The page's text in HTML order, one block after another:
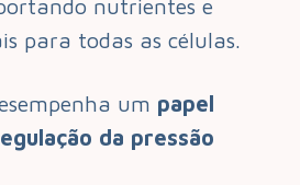
nutrientes e
para todas as células.
um papel
da pressão